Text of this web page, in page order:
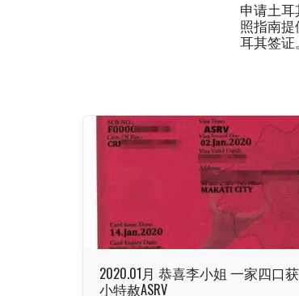
申请土
照指南
耳其签证。
2020.01月 恭喜李小姐 一家四口
小特赦ASRV